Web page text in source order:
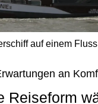
auf einem Fluss
an
Reiseform